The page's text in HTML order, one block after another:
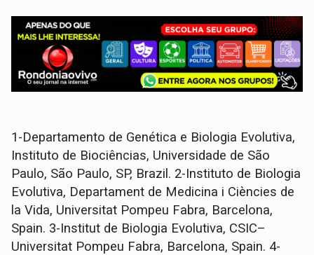
1-Departamento de Genética e Biologia Evolutiva,
Instituto de Biociências, Universidade de São
Paulo, São Paulo, SP, Brazil. 2-Instituto de Biologia
Evolutiva, Departament de Medicina i Ciències de
la Vida, Universitat Pompeu Fabra, Barcelona,
Spain. 3-Institut de Biologia Evolutiva, CSIC–
Universitat Pompeu Fabra, Barcelona, Spain. 4-